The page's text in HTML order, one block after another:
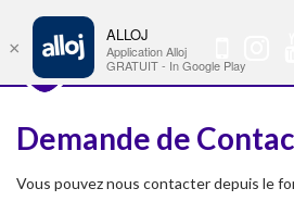
Demande de
Vous pouvez nous contacter depuis le
×
ALLOJ
Application Alloj
GRATUIT - In Google Play